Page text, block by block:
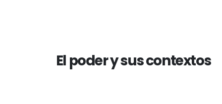
El poder y sus contextos